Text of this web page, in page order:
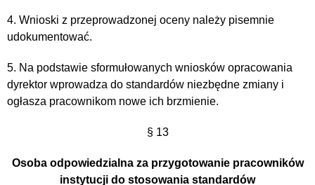
4. Wnioski z przeprowadzonej oceny należy pisemnie
udokumentować.
5. Na podstawie sformułowanych wniosków opracowania
dyrektor wprowadza do standardów niezbędne zmiany i
ogłasza pracownikom nowe ich brzmienie.
§ 13
Osoba odpowiedzialna za przygotowanie pracowników
instytucji do stosowania standardów